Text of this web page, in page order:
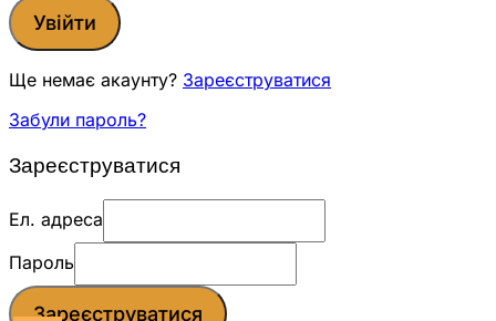
Увійти
Ще немає акаунту? Зареєструватися
Забули пароль?
Зареєструватися
Ел. адреса
Пароль
Зареєструватися